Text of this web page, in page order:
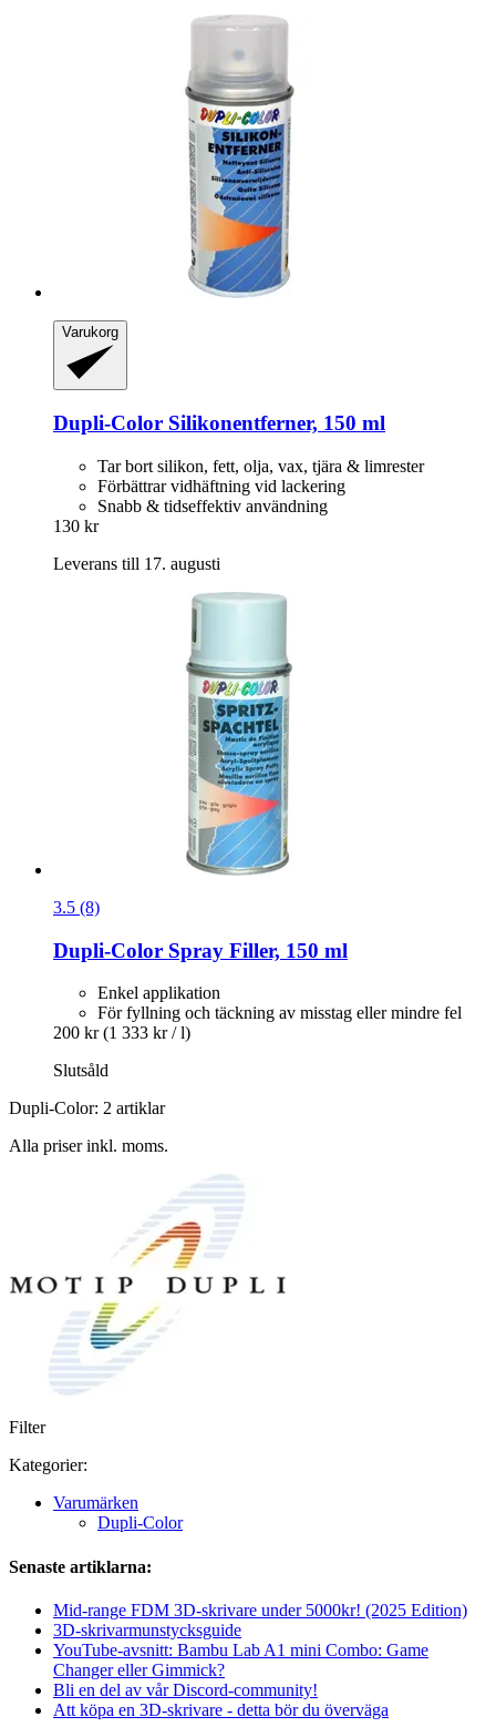
Varukorg
Dupli-Color Silikonentferner, 150 ml
Tar bort silikon, fett, olja, vax, tjära & limrester
Förbättrar vidhäftning vid lackering
Snabb & tidseffektiv användning
130 kr
Leverans till 17. augusti
3.5 (8)
Dupli-Color Spray Filler, 150 ml
Enkel applikation
För fyllning och täckning av misstag eller mindre fel
200 kr (1 333 kr / l)
Slutsåld
Dupli-Color: 2 artiklar
Alla priser inkl. moms.
Filter
Kategorier:
Varumärken
Dupli-Color
Senaste artiklarna:
Mid-range FDM 3D-skrivare under 5000kr! (2025 Edition)
3D-skrivarmunstycksguide
YouTube-avsnitt: Bambu Lab A1 mini Combo: Game
Changer eller Gimmick?
Bli en del av vår Discord-community!
Att köpa en 3D-skrivare - detta bör du överväga